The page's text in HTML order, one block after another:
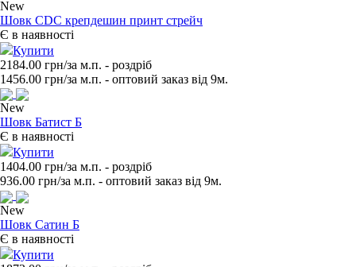
New
Шовк CDC крепдешин принт стрейч
Є в наявності
Купити
2184.00 грн/за м.п. - роздрiб
1456.00 грн/за м.п. - оптовий заказ вiд 9м.
New
Шовк Батист Б
Є в наявності
Купити
1404.00 грн/за м.п. - роздрiб
936.00 грн/за м.п. - оптовий заказ вiд 9м.
New
Шовк Сатин Б
Є в наявності
Купити